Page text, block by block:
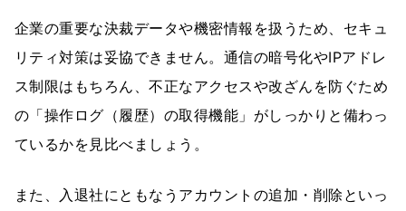
企業の重要な決裁データや機密情報を扱うため、セキュ
リティ対策は妥協できません。通信の暗号化やIPアドレ
ス制限はもちろん、不正なアクセスや改ざんを防ぐため
の「操作ログ（履歴）の取得機能」がしっかりと備わっ
ているかを見比べましょう。
また、入退社にともなうアカウントの追加・削除といっ